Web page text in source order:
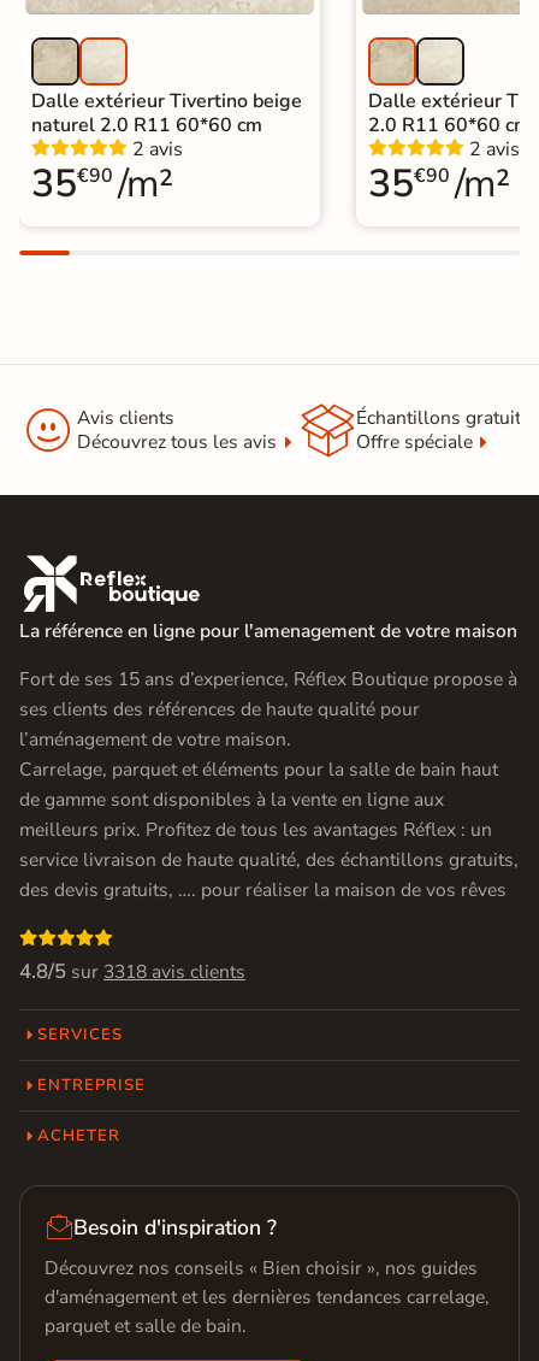
Dalle extérieur Tivertino beige
naturel 2.0 R11 60*60 cm
2 avis
35€90 /m²
Dalle extérieur
2.0 R11 60*60 cm
2 avis
35€90 /m²
 Avis clients
Découvrez tous les avis
Échantillons gratuit
Offre spéciale

La référence en ligne pour l'amenagement de votre maison
Fort de ses 15 ans d’experience, Réflex Boutique propose à
ses clients des références de haute qualité pour
l’aménagement de votre maison.
Carrelage, parquet et éléments pour la salle de bain haut
de gamme sont disponibles à la vente en ligne aux
meilleurs prix. Profitez de tous les avantages Réflex : un
service livraison de haute qualité, des échantillons gratuits,
des devis gratuits, …. pour réaliser la maison de vos rêves

4.8/5 sur 3318 avis clients
SERVICES
ENTREPRISE
ACHETER
Besoin d'inspiration ?
Découvrez nos conseils « Bien choisir », nos guides
d'aménagement et les dernières tendances carrelage,
parquet et salle de bain.